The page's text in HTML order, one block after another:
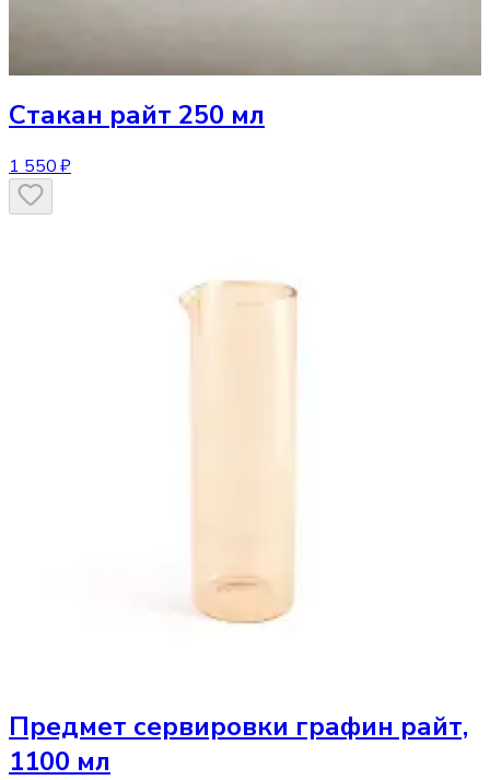
Стакан райт 250 мл
1 550 ₽
Предмет сервировки графин райт,
1100 мл